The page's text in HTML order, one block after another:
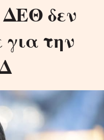
ΔΕΘ δεν
για την